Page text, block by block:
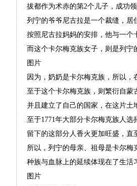
拔都作为术赤的第2个儿子，成功
列宁的爷爷尼古拉是一个裁缝，居
按照尼古拉妈妈的安排，他与一
而这个卡尔梅克族女子，则是列
图片
因为，奶奶是卡尔梅克族，所以
至于这个卡尔梅克族，则繁衍自
并且建立了自己的国家，在这片土
至于1771年大部分卡尔梅克族人
留下的这部分人香火更加旺盛，
所以，列宁的母亲、祖母是卡尔
种族与血脉上的延续体现在了生
图片